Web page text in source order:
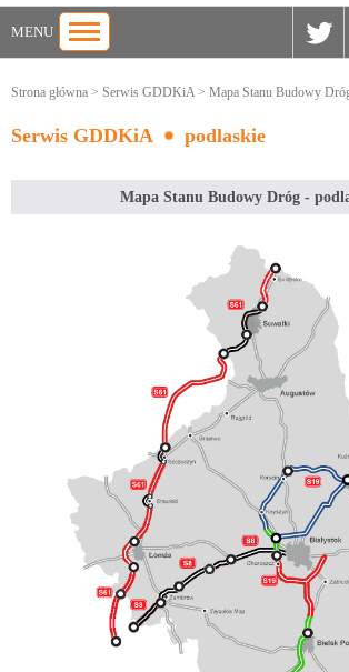
MENU
Strona główna > Serwis GDDKiA> Mapa Stanu Budowy
Serwis GDDKiA podlaskie
Mapa Stanu Budowy Dróg -